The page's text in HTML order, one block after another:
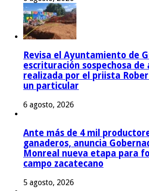
Revisa el Ayuntamiento de
escrituración sospechosa de
realizada por el priista
un particular
6 agosto, 2026
Ante más de 4 mil
ganaderos, anuncia
Monreal nueva etapa para
campo zacatecano
5 agosto, 2026